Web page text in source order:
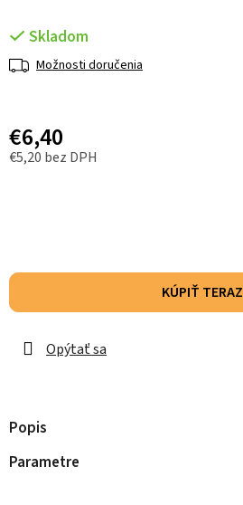
Skladom
Možnosti doručenia
€6,40
€5,20 bez DPH
KÚPIŤ TERAZ
Opýtať sa
Popis
Parametre